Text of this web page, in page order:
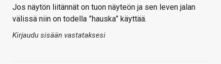
Jos näytön liitännät on tuon näyteön ja sen leven jalan
välissä niin on todella ”hauska” käyttää.
Kirjaudu sisään vastataksesi